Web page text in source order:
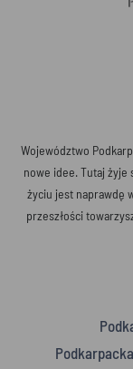
Województwo
nowe idee. Tutaj żyje
życiu jest naprawdę
przeszłości